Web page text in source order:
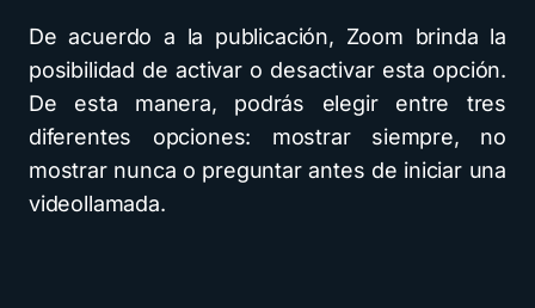
De acuerdo a la publicación, Zoom brinda la
posibilidad de activar o desactivar esta opción.
De esta manera, podrás elegir entre tres
diferentes opciones: mostrar siempre, no
mostrar nunca o preguntar antes de iniciar una
videollamada.